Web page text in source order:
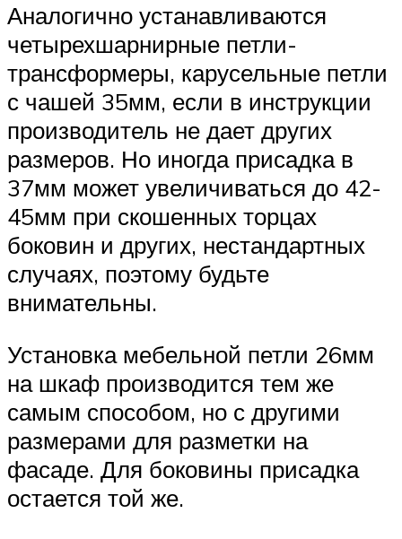
Аналогично устанавливаются
четырехшарнирные петли-
трансформеры, карусельные петли
с чашей 35мм, если в инструкции
производитель не дает других
размеров. Но иногда присадка в
37мм может увеличиваться до 42-
45мм при скошенных торцах
боковин и других, нестандартных
случаях, поэтому будьте
внимательны.
Установка мебельной петли 26мм
на шкаф производится тем же
самым способом, но с другими
размерами для разметки на
фасаде. Для боковины присадка
остается той же.